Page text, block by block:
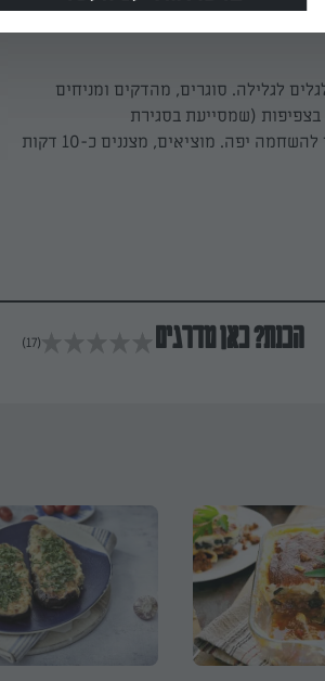
לגלילה. סוגרים, מהדקים ומניחים
(שמסייעת בסגירת
הגלילות).מכניסים לתנור ואופים במשך 20 דקות או עד להשחמה יפה. מוציאים, מצננים כ-10 דקות
הכנת? כאן מדרגים (17)